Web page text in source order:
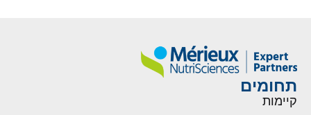
תחומים
קיימות